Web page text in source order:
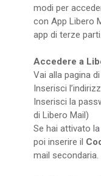
modi per
con App Libero
app di terze parti.
Accedere a
Vai alla pagina
Inserisci
Inserisci la
di Libero Mail)
Se hai attivato la
poi inserire il
mail secondaria.